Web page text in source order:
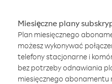
Miesięczne plany
Plan miesięcznego
możesz wykonywać
telefony stacjonarne i
bez potrzeby odnawiania
miesięcznego abonamentu